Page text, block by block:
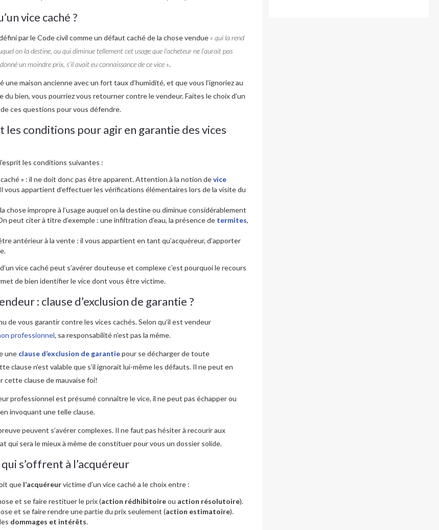
vice caché ?
par le Code civil comme un défaut caché de la chose vendue « qui la rend
on la destine, ou qui diminue tellement cet usage que l’acheteur ne l’aurait pas
un moindre prix, s’il avait eu connaissance de ce vice ».
une maison ancienne avec un fort taux d’humidité, et que vous l’ignoriez au
du bien, vous pourriez vous retourner contre le vendeur. Faites le choix d’un
ces questions pour vous défendre.
les conditions pour agir en garantie des vices
les conditions suivantes :
» : il ne doit donc pas être apparent. Attention à la notion device
vous appartient d’effectuer les vérifications élémentaires lors de la visite du
chose impropre à l’usage auquel on la destine ou diminue considérablement
peut citer à titre d’exemple : une infiltration d’eau, la présence de termites,
antérieur à la vente : il vous appartient en tant qu’acquéreur, d’apporter
vice caché peut s’avérer douteuse et complexe c’est pourquoi le recours
de bien identifier le vice dont vous être victime.
: clause d’exclusion de garantie ?
de vous garantir contre les vices cachés. Selon qu’il est vendeur
professionnel, sa responsabilité n’est pas la même.
une clause d’exclusion de garantiepour se décharger de toute
clause n’est valable que s’il ignorait lui-même les défauts. Il ne peut en
cette clause de mauvaise foi!
professionnel est présumé connaître le vice, il ne peut pas échapper ou
invoquant une telle clause.
peuvent s’avérer complexes. Il ne faut pas hésiter à recourir aux
qui sera le mieux à même de constituer pour vous un dossier solide.
s’offrent à l’acquéreur
que l’acquéreurvictime d’un vice caché a le choix entre :
et se faire restituer le prix (action rédhibitoireou action résolutoire).
et se faire rendre une partie du prix seulement (action estimatoire).
dommages et intérêts.